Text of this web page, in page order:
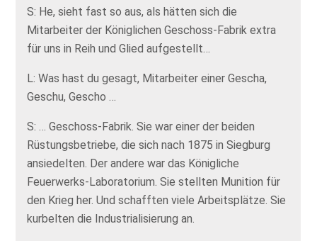
S: He, sieht fast so aus, als hätten sich die
Mitarbeiter der Königlichen Geschoss-Fabrik extra
für uns in Reih und Glied aufgestellt…
L: Was hast du gesagt, Mitarbeiter einer Gescha,
Geschu, Gescho …
S: … Geschoss-Fabrik. Sie war einer der beiden
Rüstungsbetriebe, die sich nach 1875 in Siegburg
ansiedelten. Der andere war das Königliche
Feuerwerks-Laboratorium. Sie stellten Munition für
den Krieg her. Und schafften viele Arbeitsplätze. Sie
kurbelten die Industrialisierung an.